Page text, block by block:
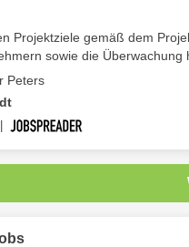
Projektziele gemäß dem
sowie die Überwachung
Peters